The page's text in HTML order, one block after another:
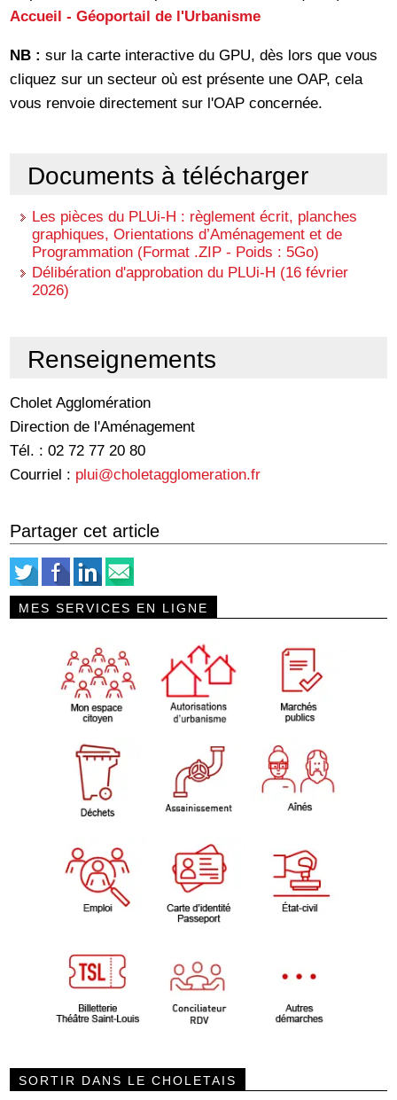
Accueil - Géoportail de l'Urbanisme
NB : sur la carte interactive du GPU, dès lors que vous
cliquez sur un secteur où est présente une OAP, cela
vous renvoie directement sur l'OAP concernée.
Documents à télécharger
Les pièces du PLUi-H : règlement écrit, planches
graphiques, Orientations d’Aménagement et de
Programmation (Format .ZIP - Poids : 5Go)
Délibération d'approbation du PLUi-H (16 février
2026)
Renseignements
Cholet Agglomération
Direction de l'Aménagement
Tél. : 02 72 77 20 80
Courriel : plui@choletagglomeration.fr
Partager cet article
MES SERVICES EN LIGNE
SORTIR DANS LE CHOLETAIS